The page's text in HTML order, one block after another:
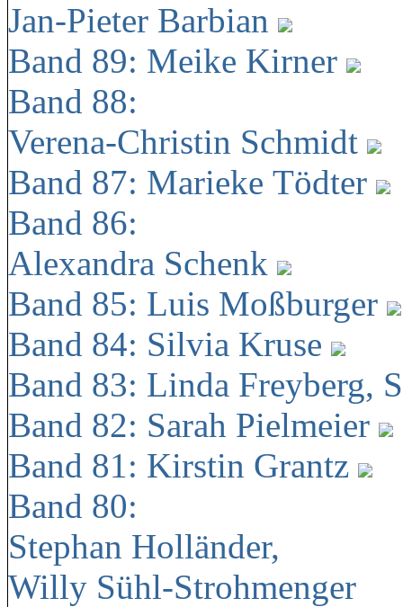
Jan-Pieter Barbian
Band 89: Meike Kirner
Band 88:
Verena-Christin Schmidt
Band 87: Marieke Tödter
Band 86:
Alexandra Schenk
Band 85: Luis Moßburger
Band 84: Silvia Kruse
Band 83: Linda Freyberg,
Band 82: Sarah Pielmeier
Band 81: Kirstin Grantz
Band 80:
Stephan Holländer,
Willy Sühl-Strohmenger